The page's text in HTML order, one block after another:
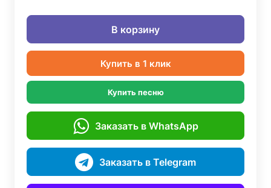
В корзину
Купить в 1 клик
Купить песню
Заказать в WhatsApp
Заказать в Telegram